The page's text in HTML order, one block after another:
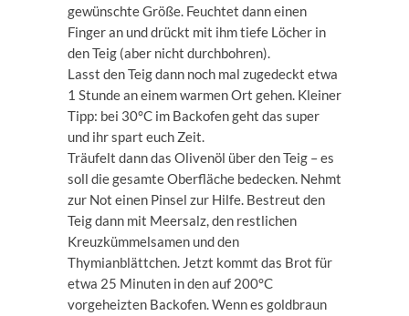
gewünschte Größe. Feuchtet dann einen
Finger an und drückt mit ihm tiefe Löcher in
den Teig (aber nicht durchbohren).
Lasst den Teig dann noch mal zugedeckt etwa
1 Stunde an einem warmen Ort gehen. Kleiner
Tipp: bei 30°C im Backofen geht das super
und ihr spart euch Zeit.
Träufelt dann das Olivenöl über den Teig – es
soll die gesamte Oberfläche bedecken. Nehmt
zur Not einen Pinsel zur Hilfe. Bestreut den
Teig dann mit Meersalz, den restlichen
Kreuzkümmelsamen und den
Thymianblättchen. Jetzt kommt das Brot für
etwa 25 Minuten in den auf 200°C
vorgeheizten Backofen. Wenn es goldbraun